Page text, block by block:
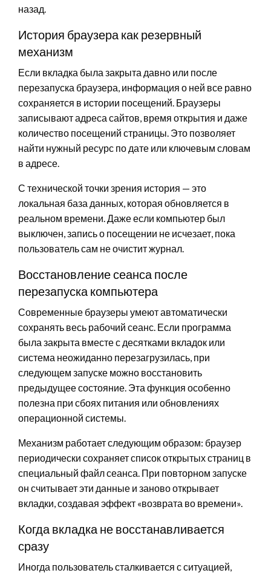
назад.
История браузера как резервный
механизм
Если вкладка была закрыта давно или после
перезапуска браузера, информация о ней все равно
сохраняется в истории посещений. Браузеры
записывают адреса сайтов, время открытия и даже
количество посещений страницы. Это позволяет
найти нужный ресурс по дате или ключевым словам
в адресе.
С технической точки зрения история — это
локальная база данных, которая обновляется в
реальном времени. Даже если компьютер был
выключен, запись о посещении не исчезает, пока
пользователь сам не очистит журнал.
Восстановление сеанса после
перезапуска компьютера
Современные браузеры умеют автоматически
сохранять весь рабочий сеанс. Если программа
была закрыта вместе с десятками вкладок или
система неожиданно перезагрузилась, при
следующем запуске можно восстановить
предыдущее состояние. Эта функция особенно
полезна при сбоях питания или обновлениях
операционной системы.
Механизм работает следующим образом: браузер
периодически сохраняет список открытых страниц в
специальный файл сеанса. При повторном запуске
он считывает эти данные и заново открывает
вкладки, создавая эффект «возврата во времени».
Когда вкладка не восстанавливается
сразу
Иногда пользователь сталкивается с ситуацией,